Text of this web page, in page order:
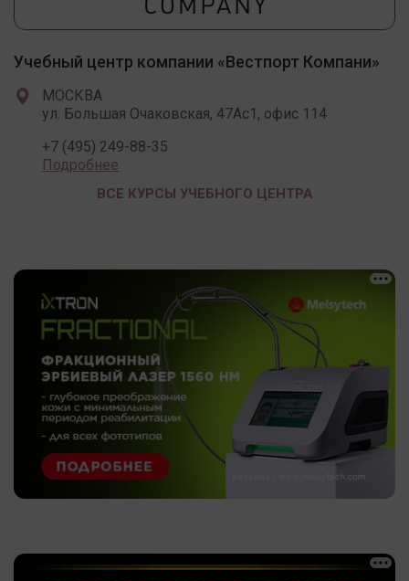
Учебный центр компании «Вестпорт Компани»
МОСКВА
ул. Большая Очаковская, 47Ас1, офис 114
+7 (495) 249-88-35
Подробнее
ВСЕ КУРСЫ УЧЕБНОГО ЦЕНТРА